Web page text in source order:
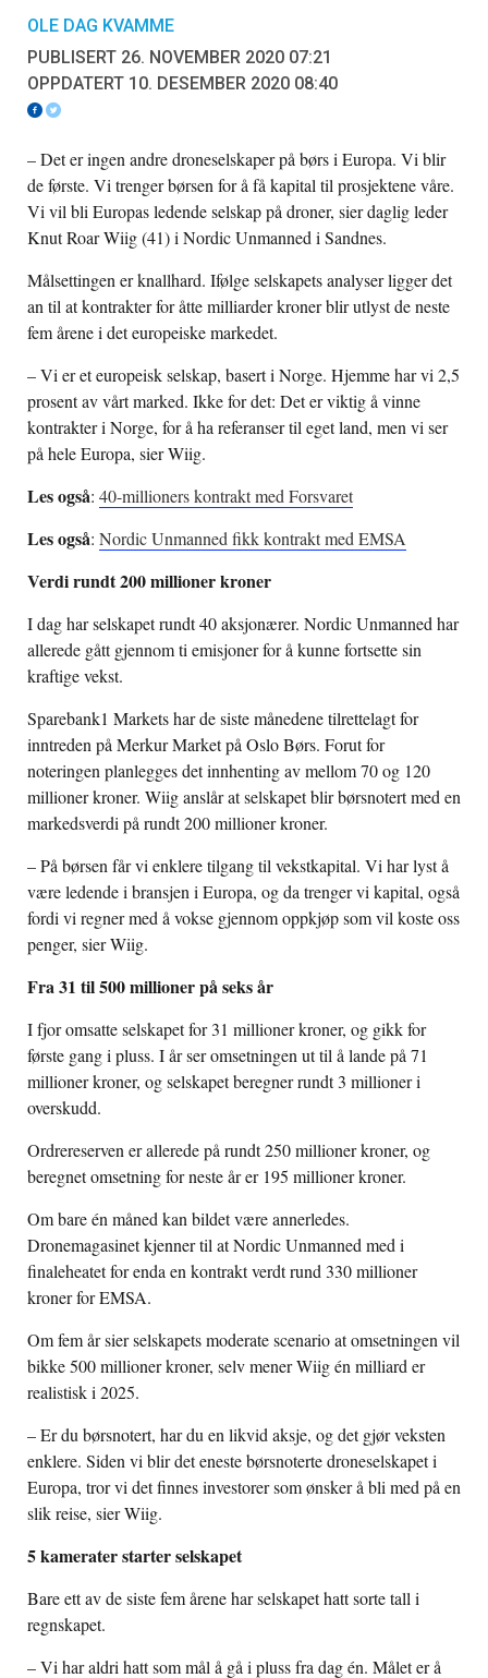
OLE DAG KVAMME
PUBLISERT 26. NOVEMBER 2020 07:21
OPPDATERT 10. DESEMBER 2020 08:40
– Det er ingen andre droneselskaper på børs i Europa. Vi blir
de første. Vi trenger børsen for å få kapital til prosjektene våre.
Vi vil bli Europas ledende selskap på droner, sier daglig leder
Knut Roar Wiig (41) i Nordic Unmanned i Sandnes.
Målsettingen er knallhard. Ifølge selskapets analyser ligger det
an til at kontrakter for åtte milliarder kroner blir utlyst de neste
fem årene i det europeiske markedet.
– Vi er et europeisk selskap, basert i Norge. Hjemme har vi 2,5
prosent av vårt marked. Ikke for det: Det er viktig å vinne
kontrakter i Norge, for å ha referanser til eget land, men vi ser
på hele Europa, sier Wiig.
Les også: 40-millioners kontrakt med Forsvaret
Les også: NordicUnmanned fikk kontrakt med EMSA
Verdi rundt 200 millioner kroner
I dag har selskapet rundt 40 aksjonærer. Nordic Unmanned har
allerede gått gjennom ti emisjoner for å kunne fortsette sin
kraftige vekst.
Sparebank1 Markets har de siste månedene tilrettelagt for
inntreden på Merkur Market på Oslo Børs. Forut for
noteringen planlegges det innhenting av mellom 70 og 120
millioner kroner. Wiig anslår at selskapet blir børsnotert med en
markedsverdi på rundt 200 millioner kroner.
– På børsen får vi enklere tilgang til vekstkapital. Vi har lyst å
være ledende i bransjen i Europa, og da trenger vi kapital, også
fordi vi regner med å vokse gjennom oppkjøp som vil koste oss
penger, sier Wiig.
Fra 31 til 500 millioner på seks år
I fjor omsatte selskapet for 31 millioner kroner, og gikk for
første gang i pluss. I år ser omsetningen ut til å lande på 71
millioner kroner, og selskapet beregner rundt 3 millioner i
overskudd.
Ordrereserven er allerede på rundt 250 millioner kroner, og
beregnet omsetning for neste år er 195 millioner kroner.
Om bare én måned kan bildet være annerledes.
Dronemagasinet kjenner til at Nordic Unmanned med i
finaleheatet for enda en kontrakt verdt rund 330 millioner
kroner for EMSA.
Om fem år sier selskapets moderate scenario at omsetningen vil
bikke 500 millioner kroner, selv mener Wiig én milliard er
realistisk i 2025.
– Er du børsnotert, har du en likvid aksje, og det gjør veksten
enklere. Siden vi blir det eneste børsnoterte droneselskapet i
Europa, tror vi det finnes investorer som ønsker å bli med på en
slik reise, sier Wiig.
5 kamerater starter selskapet
Bare ett av de siste fem årene har selskapet hatt sorte tall i
regnskapet.
– Vi har aldri hatt som mål å gå i pluss fra dag én. Målet er å